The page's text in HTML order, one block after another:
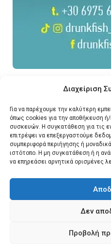
Διαχείριση
Για να παρέχουμε την καλύτερη
όπως cookies για την αποθήκευση
συσκευών. Η συγκατάθεση για τις
επιτρέψει να επεξεργαστούμε
συμπεριφορά περιήγησης ή
ιστότοπο. Η μη συγκατάθεση ή η
να επηρεάσει αρνητικά ορισμένες
Δεν
Προβολή